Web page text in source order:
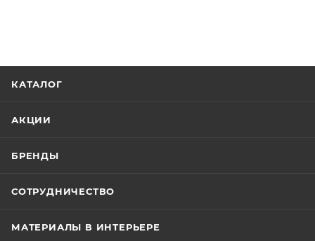
КАТАЛОГ
АКЦИИ
БРЕНДЫ
СОТРУДНИЧЕСТВО
МАТЕРИАЛЫ В ИНТЕРЬЕРЕ